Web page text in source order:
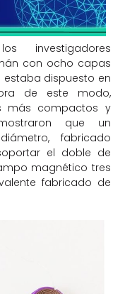
investigadores
con ocho capas
estaba dispuesto en
de este modo,
más compactos y
que un
fabricado
el doble de
magnético tres
fabricado de